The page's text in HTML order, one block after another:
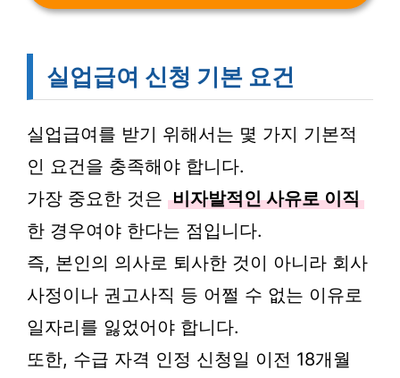
실업급여 신청 기본 요건
실업급여를 받기 위해서는 몇 가지 기본적
인 요건을 충족해야 합니다.
가장 중요한 것은 비자발적인 사유로 이직
한 경우여야 한다는 점입니다.
즉, 본인의 의사로 퇴사한 것이 아니라 회사
사정이나 권고사직 등 어쩔 수 없는 이유로
일자리를 잃었어야 합니다.
또한, 수급 자격 인정 신청일 이전 18개월